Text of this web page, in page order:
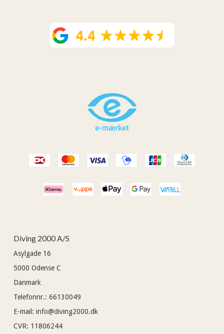
Diving 2000 A/S
Asylgade 16
5000 Odense C
Danmark
Telefonnr.: 66130049
E-mail : info@diving2000.dk
CVR: 11806244